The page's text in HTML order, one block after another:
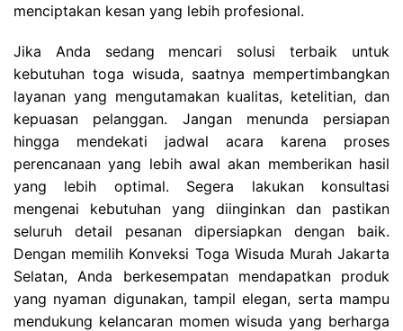
menciptakan kesan yang lebih profesional.
Jika Anda sedang mencari solusi terbaik untuk
kebutuhan toga wisuda, saatnya mempertimbangkan
layanan yang mengutamakan kualitas, ketelitian, dan
kepuasan pelanggan. Jangan menunda persiapan
hingga mendekati jadwal acara karena proses
perencanaan yang lebih awal akan memberikan hasil
yang lebih optimal. Segera lakukan konsultasi
mengenai kebutuhan yang diinginkan dan pastikan
seluruh detail pesanan dipersiapkan dengan baik.
Dengan memilih Konveksi Toga Wisuda Murah Jakarta
Selatan, Anda berkesempatan mendapatkan produk
yang nyaman digunakan, tampil elegan, serta mampu
mendukung kelancaran momen wisuda yang berharga